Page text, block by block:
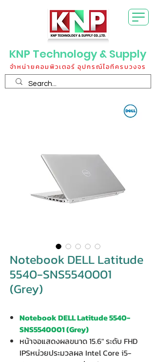
KNP Technology & Supply
จำหน่ายคอมพิวเตอร์ อุปกรณ์ไอทีครบวงจร
Notebook DELL Latitude
5540-SNS5540001
(Grey)
Notebook DELL Latitude 5540-
SNS5540001 (Grey)
หน้าจอแสดงผลขนาด 15.6" ระดับ FHD
IPSหน่วยประมวลผล Intel Core i5-